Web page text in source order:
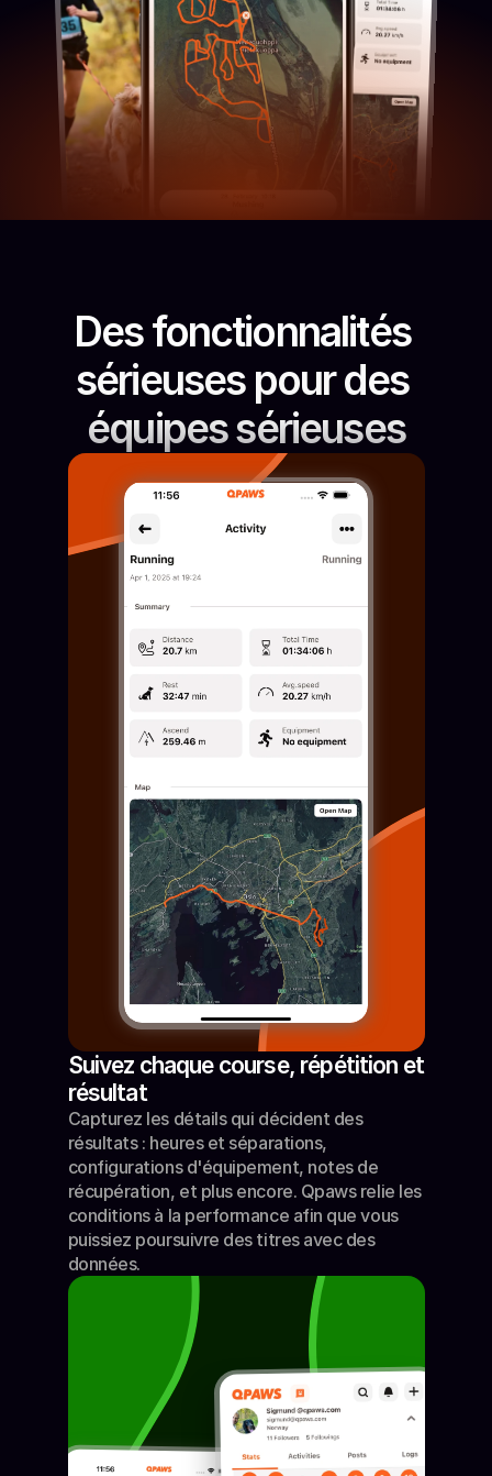
Des fonctionnalités
sérieuses pour des
équipes sérieuses
Suivez chaque course, répétition et
résultat
Capturez les détails qui décident des
résultats : heures et séparations,
configurations d'équipement, notes de
récupération, et plus encore. Qpaws relie les
conditions à la performance afin que vous
puissiez poursuivre des titres avec des
données.